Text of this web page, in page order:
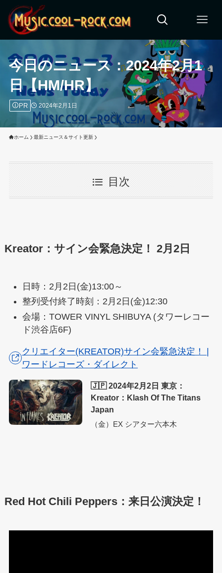
今日のニュース：2024年2月1
日【HM/HR】
PR 2024年2月1日
ホーム 最新ニュース＆サイト更新
目次
Kreator： サイン会緊急決定！ 2月2日
日時：2月2日(金)13:00～
整列受付終了時刻：2月2日(金)12:30
会場：TOWER VINYL SHIBUYA (タワーレコー
ド渋谷店6F)
クリエイター(KREATOR)サイン会緊急決定！ |
ワードレコーズ・ダイレクト
🇯🇵 2024年2月2日 東京：
Kreator：Klash Of The Titans
Japan
（金）EX シアター六本木
Red Hot Chili Peppers：来日公演決定！